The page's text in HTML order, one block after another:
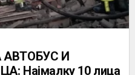
И
Најмалку 10 лица